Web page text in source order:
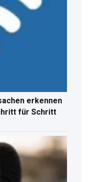
erkennen
für Schritt